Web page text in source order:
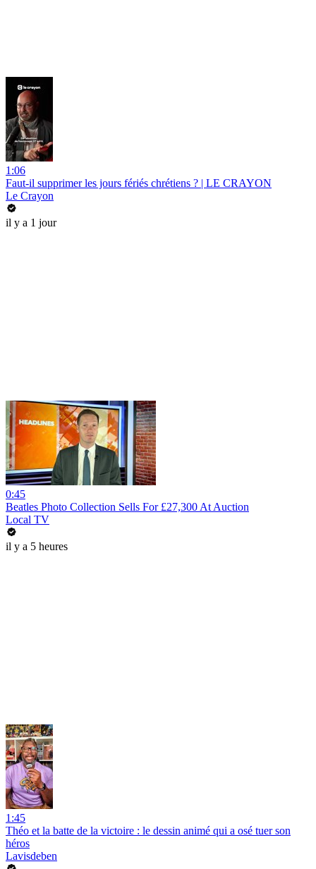
1:06
Faut-il supprimer les jours fériés chrétiens ? | LE CRAYON
Le Crayon
il y a 1 jour
0:45
Beatles Photo Collection Sells For £27,300 At Auction
Local TV
il y a 5 heures
1:45
Théo et la batte de la victoire : le dessin animé qui a osé tuer son
héros
Lavisdeben